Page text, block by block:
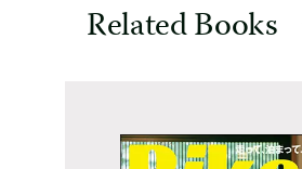
Related Books